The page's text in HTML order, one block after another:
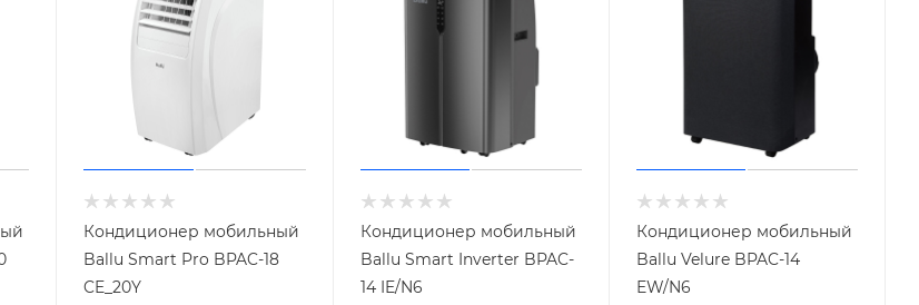
Кондиционер мобильный
Ballu Smart Pro BPAC-18
CE_20Y
Кондиционер мобильный
Ballu Smart Inverter BPAC-
14 IE/N6
Кондиционер мобильный
Ballu Velure BPAC-14
EW/N6